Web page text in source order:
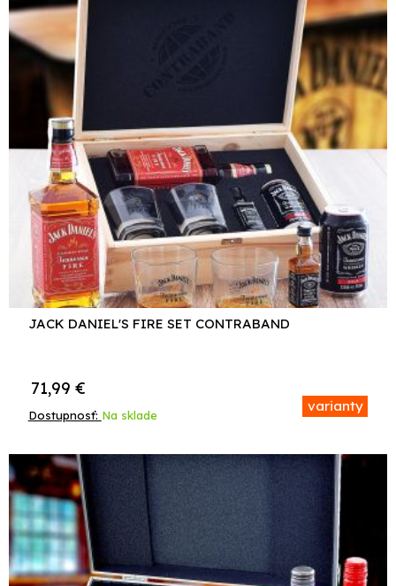
JACK DANIEL'S FIRE SET CONTRABAND
Dostupnosť: Na sklade
varianty
71,99 €